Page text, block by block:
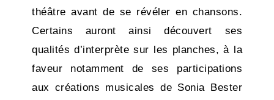
théâtre avant de se révéler en chansons.
Certains auront ainsi découvert ses
qualités d’interprète sur les planches, à la
faveur notamment de ses participations
aux créations musicales de Sonia Bester